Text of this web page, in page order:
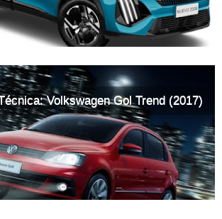
Volkswagen Gol Trend (2017)